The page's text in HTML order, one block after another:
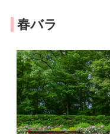
春バラ